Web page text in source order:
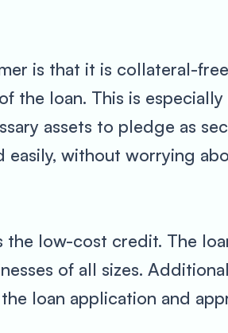
is that it is collateral-
loan. This is
assets to pledge as
without worrying
the low-cost credit. The
of all sizes.
loan application and